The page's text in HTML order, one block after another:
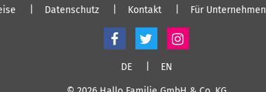
Datenschutz Kontakt Für Unternehmen
DE EN